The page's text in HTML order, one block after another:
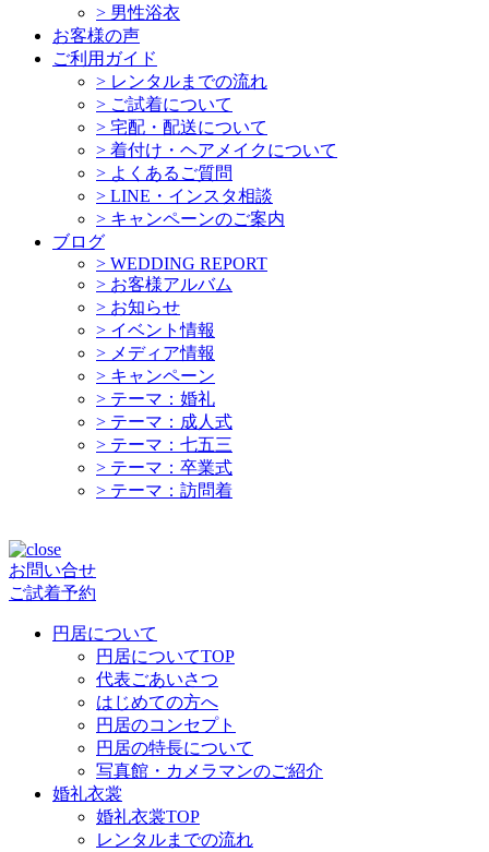
> 男性浴衣
お客様の声
ご利用ガイド
> レンタルまでの流れ
> ご試着について
> 宅配・配送について
> 着付け・ヘアメイクについて
> よくあるご質問
> LINE・インスタ相談
> キャンペーンのご案内
ブログ
> WEDDING REPORT
> お客様アルバム
> お知らせ
> イベント情報
> メディア情報
> キャンペーン
> テーマ：婚礼
> テーマ：成人式
> テーマ：七五三
> テーマ：卒業式
> テーマ：訪問着
お問い合せ
ご試着予約
円居について
円居についてTOP
代表ごあいさつ
はじめての方へ
円居のコンセプト
円居の特長について
写真館・カメラマンのご紹介
婚礼衣裳
婚礼衣裳TOP
レンタルまでの流れ